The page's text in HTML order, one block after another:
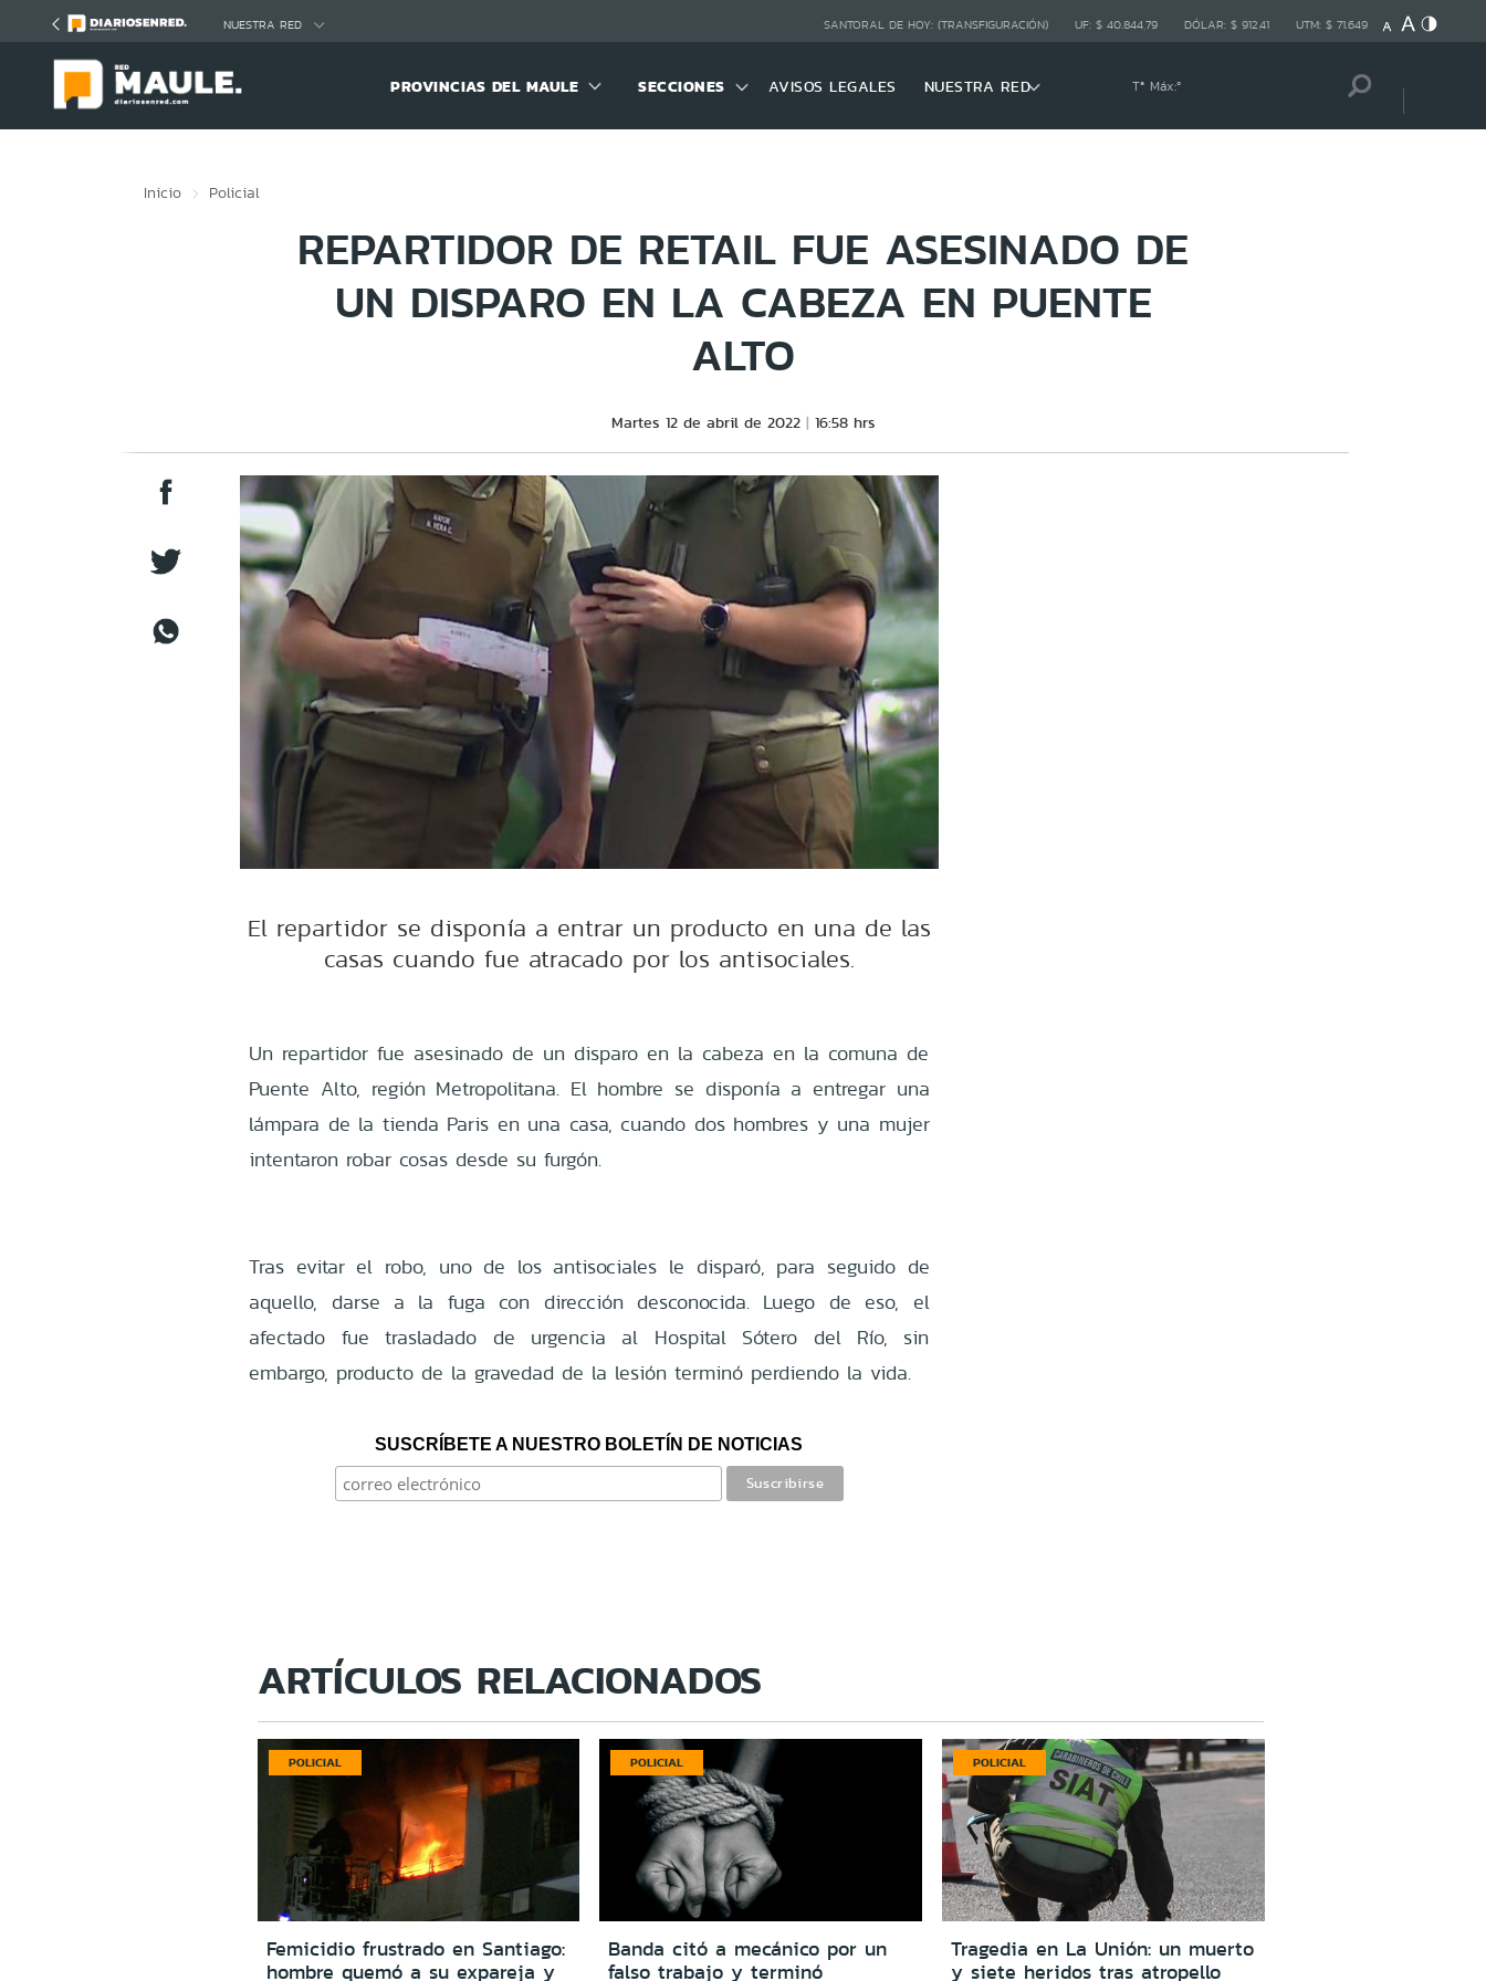
NUESTRA RED SANTORAL DE HOY: (TRANSFIGURACIÓN) UF: $ 40.844,79 DÓLAR: $ 912,41 UTM: $ 71.649
PROVINCIAS DEL MAULE SECCIONES AVISOS LEGALES NUESTRA RED Tª Máx:º
Inicio Policial
REPARTIDOR DE RETAIL FUE ASESINADO DE
UN DISPARO EN LA CABEZA EN PUENTE
ALTO
Martes 12 de abril de 2022 16:58 hrs
El repartidor se disponía a entrar un producto en una de las
casas cuando fue atracado por los antisociales.
Un repartidor fue asesinado de un disparo en la cabeza en la comuna de
Puente Alto, región Metropolitana. El hombre se disponía a entregar una
lámpara de la tienda Paris en una casa, cuando dos hombres y una mujer
intentaron robar cosas desde su furgón.
Tras evitar el robo, uno de los antisociales le disparó, para seguido de
aquello, darse a la fuga con dirección desconocida. Luego de eso, el
afectado fue trasladado de urgencia al Hospital Sótero del Río, sin
embargo, producto de la gravedad de la lesión terminó perdiendo la vida.
SUSCRÍBETE A NUESTRO BOLETÍN DE NOTICIAS
ARTÍCULOS RELACIONADOS
POLICIAL
Femicidio frustrado en Santiago:
hombre quemó a su expareja y
POLICIAL
Banda citó a mecánico por un
falso trabajo y terminó
POLICIAL
Tragedia en La Unión: un muerto
y siete heridos tras atropello